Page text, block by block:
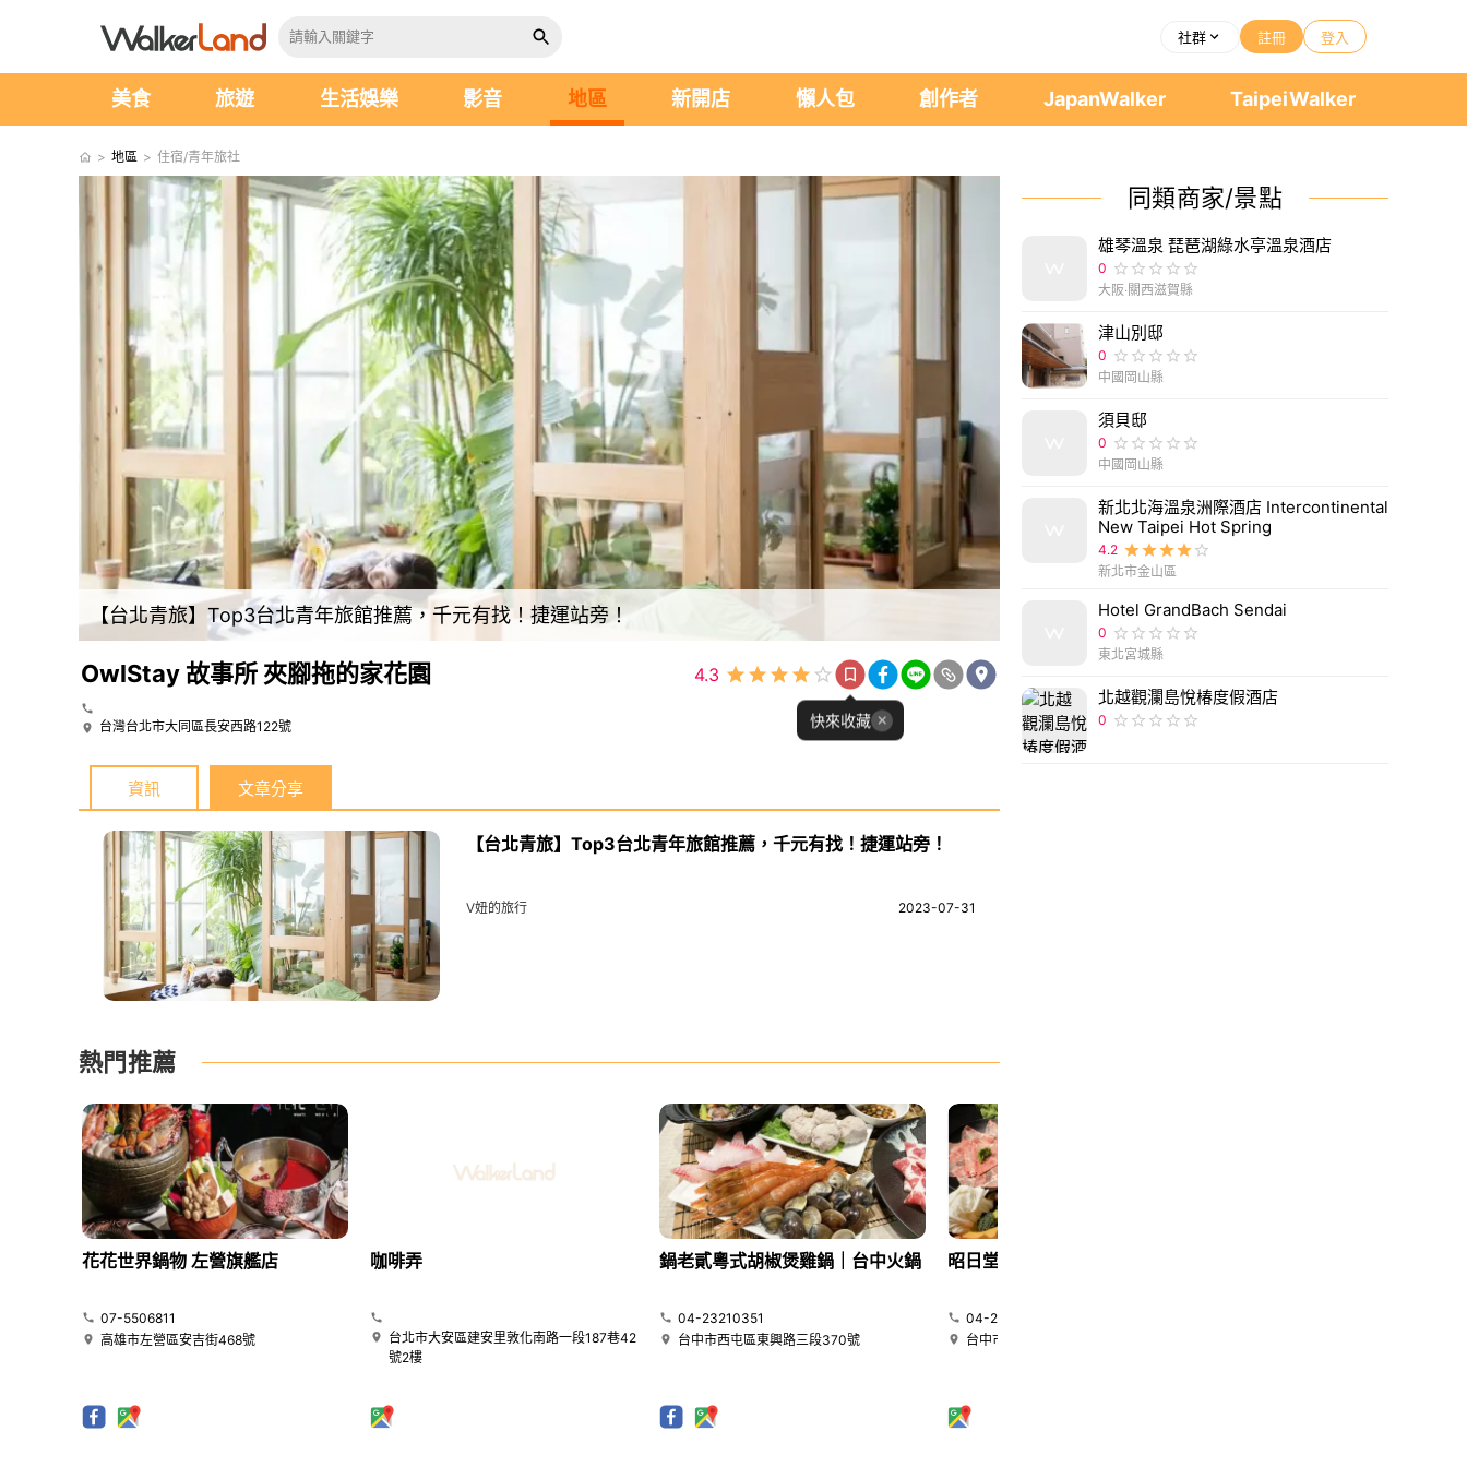
社群 註冊 登入
美食 旅遊 生活娛樂 影音 地區 新開店 懶人包 創作者 JapanWalker TaipeiWalker
> 地區 > 住宿/青年旅社
【台北青旅】Top3台北青年旅館推薦，千元有找！捷運站旁！ 【台北青旅】Top3台北青年旅館推薦，千元有找！
OwlStay 故事所 夾腳拖的家花園
台灣台北市大同區長安西路122號
4.3
快來收藏
資訊 文章分享
【台北青旅】Top3台北青年旅館推薦，千元有找！捷運站旁！
V妞的旅行 2023-07-31
熱門推薦
花花世界鍋物 左營旗艦店
07-5506811
高雄市左營區安吉街468號
咖啡弄
台北市大安區建安里敦化南路一段187巷42
號2樓
鍋老貳粵式胡椒煲雞鍋｜台中火鍋
04-23210351
台中市西屯區東興路三段370號
昭日堂鍋煮｜台中火鍋
04-22580269
台中市南屯區大墩十一街345號
同類商家/景點
雄琴溫泉 琵琶湖綠水亭溫泉酒店
0
大阪‧關西滋賀縣
津山別邸
0
中國岡山縣
須貝邸
0
中國岡山縣
新北北海溫泉洲際酒店 Intercontinental
New Taipei Hot Spring
4.2
新北市金山區
Hotel GrandBach Sendai
0
東北宮城縣
北越觀瀾島悅椿度假酒店
0